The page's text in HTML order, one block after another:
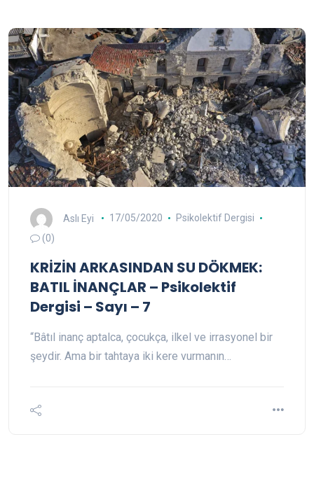
Aslı Eyi 17/05/2020
Psikolektif Dergisi
(0)
KRİZİN ARKASINDAN SU DÖKMEK:
BATIL İNANÇLAR – Psikolektif
Dergisi – Sayı – 7
“Bâtıl inanç aptalca, çocukça, ilkel ve irrasyonel bir
şeydir. Ama bir tahtaya iki kere vurmanın…